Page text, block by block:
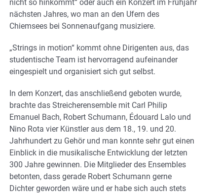
nicht so hinkommt“ oder auch ein Konzert im Frühjahr
nächsten Jahres, wo man an den Ufern des
Chiemsees bei Sonnenaufgang musiziere.
„Strings in motion“ kommt ohne Dirigenten aus, das
studentische Team ist hervorragend aufeinander
eingespielt und organisiert sich gut selbst.
In dem Konzert, das anschließend geboten wurde,
brachte das Streicherensemble mit Carl Philip
Emanuel Bach, Robert Schumann, Édouard Lalo und
Nino Rota vier Künstler aus dem 18., 19. und 20.
Jahrhundert zu Gehör und man konnte sehr gut einen
Einblick in die musikalische Entwicklung der letzten
300 Jahre gewinnen. Die Mitglieder des Ensembles
betonten, dass gerade Robert Schumann gerne
Dichter geworden wäre und er habe sich auch stets